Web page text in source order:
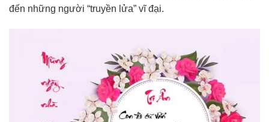
đến những người “truyền lửa” vĩ đại.